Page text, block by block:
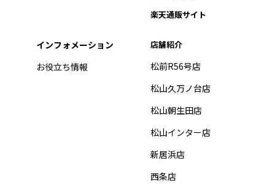
楽天通販サイト
インフォメーション
お役立ち情報
店舗紹介
松前R56号店
松山久万ノ台店
松山朝生田店
松山インター店
新居浜店
西条店